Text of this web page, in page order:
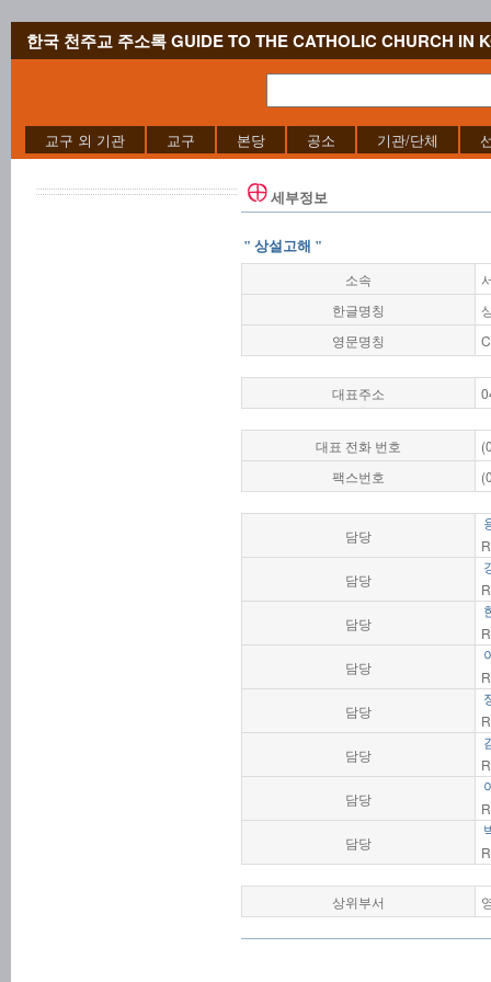
한국 천주교 주소록 GUIDE TO THE CATHOLIC CHURCH IN
교구 외 기관 교구 본당 공소 기관/단체
세부정보
" 상설고해 "
소속
한글명칭
영문명칭
대표주소
대표 전화 번호
팩스번호
담당
담당
담당
담당
담당
담당
담당
담당
상위부서